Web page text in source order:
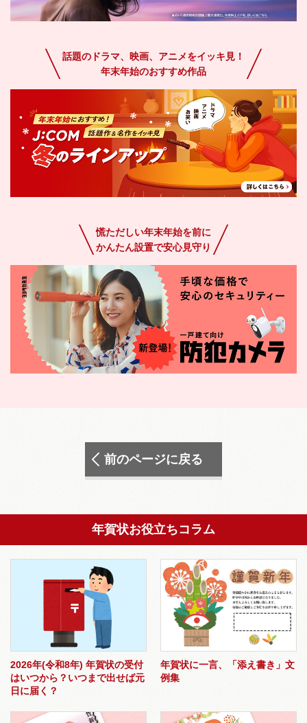
話題のドラマ、映画、アニメをイッキ見！
年末年始のおすすめ作品
慌ただしい年末年始を前に
かんたん設置で安心見守り
前のページに戻る
年賀状お役立ちコラム
2026年(令和8年) 年賀状の受付
はいつから？いつまで出せば元
日に届く？
年賀状に一言、「添え書き」文
例集